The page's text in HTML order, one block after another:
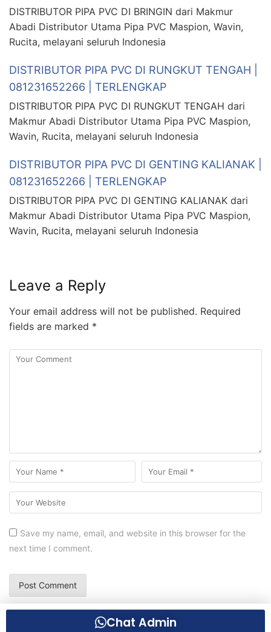
DISTRIBUTOR PIPA PVC DI BRINGIN dari Makmur
Abadi Distributor Utama Pipa PVC Maspion, Wavin,
Rucita, melayani seluruh Indonesia
DISTRIBUTOR PIPA PVC DI RUNGKUT TENGAH |
081231652266 | TERLENGKAP
DISTRIBUTOR PIPA PVC DI RUNGKUT TENGAH dari
Makmur Abadi Distributor Utama Pipa PVC Maspion,
Wavin, Rucita, melayani seluruh Indonesia
DISTRIBUTOR PIPA PVC DI GENTING KALIANAK |
081231652266 | TERLENGKAP
DISTRIBUTOR PIPA PVC DI GENTING KALIANAK dari
Makmur Abadi Distributor Utama Pipa PVC Maspion,
Wavin, Rucita, melayani seluruh Indonesia
Leave a Reply
Your email address will not be published. Required
fields are marked *
Save my name, email, and website in this browser for the
next time I comment.
Chat Admin